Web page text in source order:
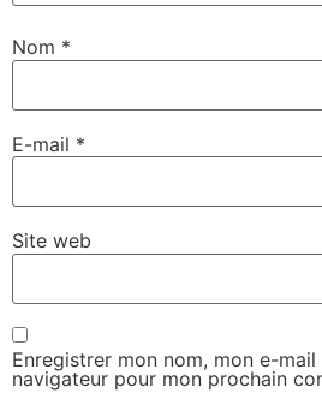
Nom *
E-mail *
Site web
Enregistrer mon nom, mon e-
navigateur pour mon prochain